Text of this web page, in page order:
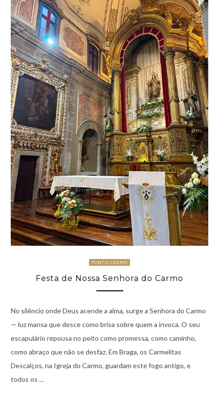
PONTO CARMO
Festa de Nossa Senhora do Carmo
No silêncio onde Deus acende a alma, surge a Senhora do Carmo
— luz mansa que desce como brisa sobre quem a invoca. O seu
escapulário repousa no peito como promessa, como caminho,
como abraço que não se desfaz. Em Braga, os Carmelitas
Descalços, na Igreja do Carmo, guardam este fogo antigo, e
todos os …